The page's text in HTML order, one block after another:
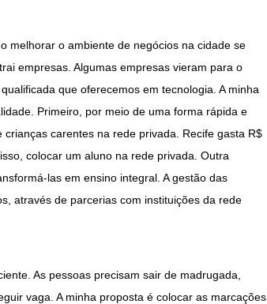
melhorar o ambiente de negócios na cidade se
empresas. Algumas empresas vieram para o
que oferecemos em tecnologia. A minha
Primeiro, por meio de uma forma rápida e
carentes na rede privada. Recife gasta R$
colocar um aluno na rede privada. Outra
las em ensino integral. A gestão das
através de parcerias com instituições da rede
As pessoas precisam sair de madrugada,
vaga. A minha proposta é colocar as marcações